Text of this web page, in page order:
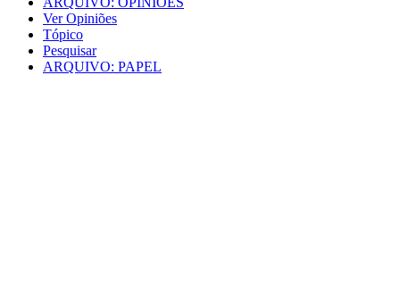
Ver Opiniões
Tópico
Pesquisar
ARQUIVO: PAPEL